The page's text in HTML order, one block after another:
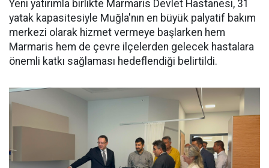
Yeni yatırımla birlikte Marmaris Devlet Hastanesi, 31
yatak kapasitesiyle Muğla'nın en büyük palyatif bakım
merkezi olarak hizmet vermeye başlarken hem
Marmaris hem de çevre ilçelerden gelecek hastalara
önemli katkı sağlaması hedeflendiği belirtildi.